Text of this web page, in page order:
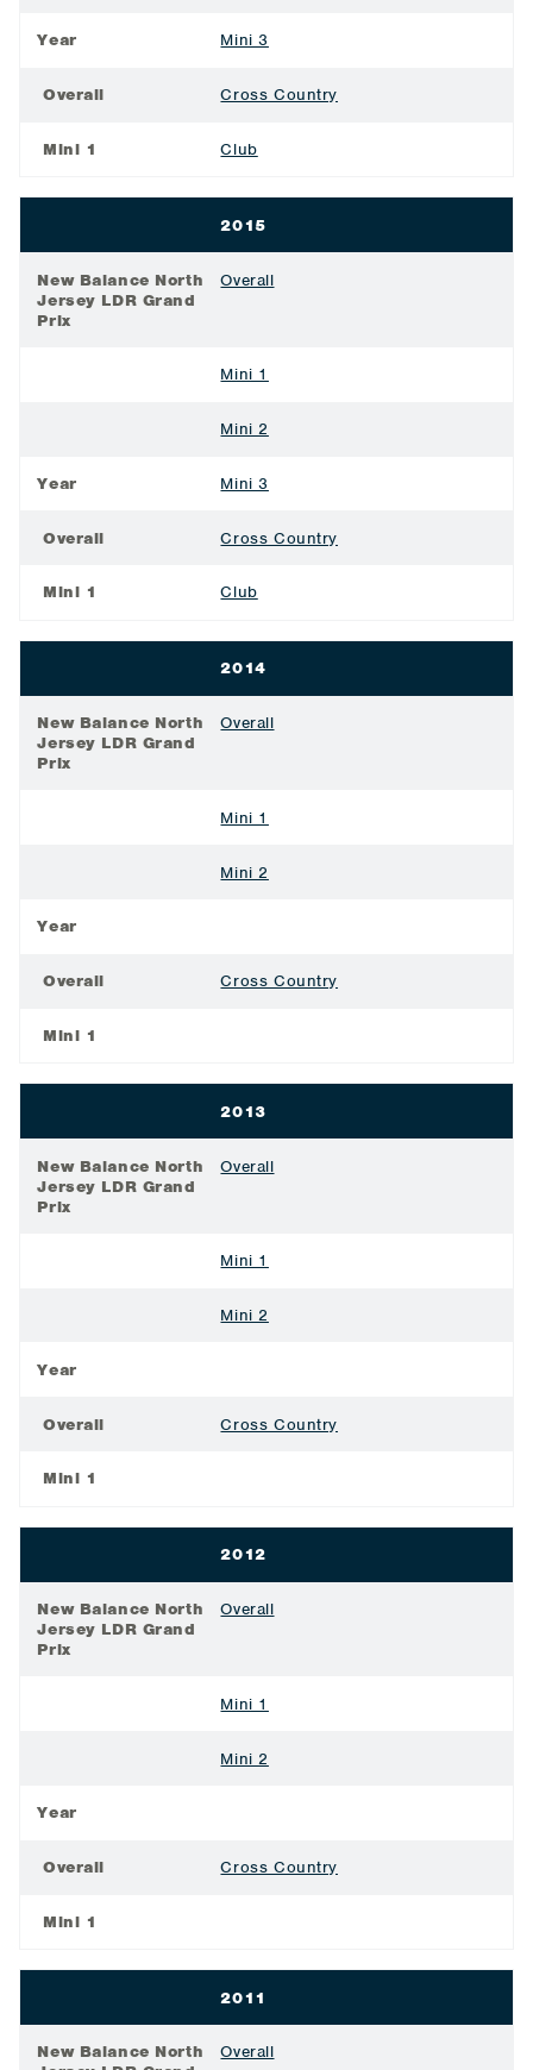
Year Mini 3
Overall Cross Country
Mini 1 Club
2015
New Balance North
Jersey LDR Grand
Prix
Overall
Mini 1
Mini 2
Year Mini 3
Overall Cross Country
Mini 1 Club
2014
New Balance North
Jersey LDR Grand
Prix
Overall
Mini 1
Mini 2
Year
Overall Cross Country
Mini 1
2013
New Balance North
Jersey LDR Grand
Prix
Overall
Mini 1
Mini 2
Year
Overall Cross Country
Mini 1
2012
New Balance North
Jersey LDR Grand
Prix
Overall
Mini 1
Mini 2
Year
Overall Cross Country
Mini 1
2011
New Balance North
Overall